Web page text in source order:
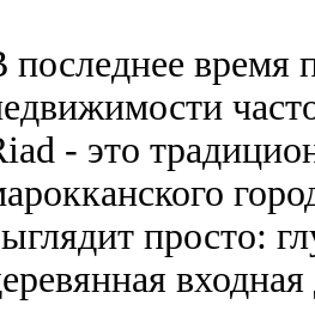
последнее время
- это
просто: